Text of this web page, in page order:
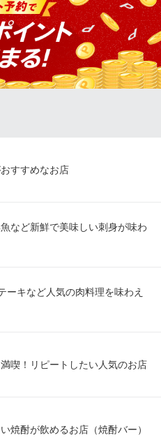
イトビル2F
すすめなお店
など新鮮で美味しい刺身が味わ
ーキなど人気の肉料理を味わえ
喫！リピートしたい人気のお店
焼酎が飲めるお店（焼酎バー）